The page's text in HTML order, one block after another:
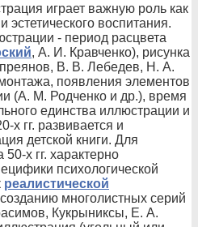
играет важную роль как
эстетического воспитания.
- период расцвета
, А. И. Кравченко), рисунка
В. В. Лебедев, Н. А.
появления элементов
(А. М. Родченко и др.), время
единства иллюстрации и
х гг. развивается и
детской книги. Для
х гг. характерно
психологической
реалистической
многолистных серий
Кукрыниксы, Е. А.